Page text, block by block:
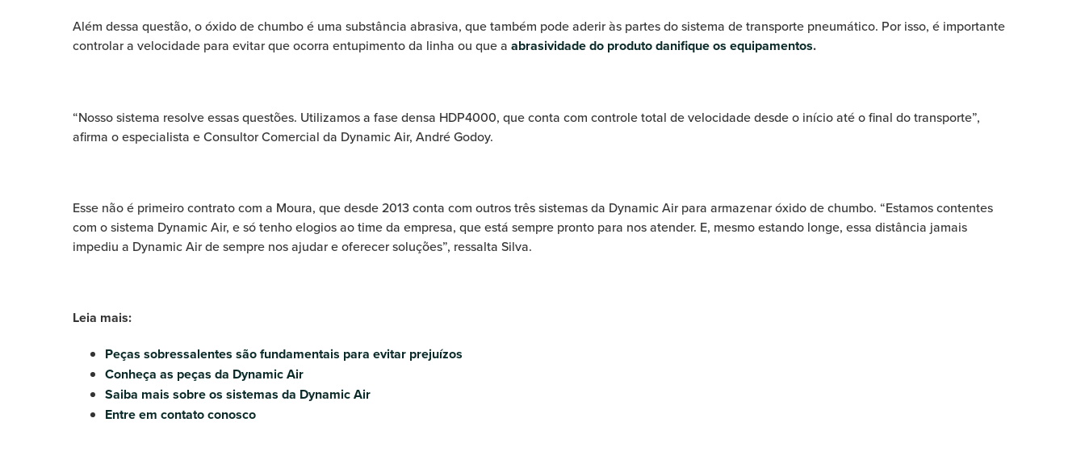
Além dessa questão, o óxido de chumbo é uma substância abrasiva, que também pode aderir às partes do sistema de transporte pneumático. Por isso, é importante
controlar a velocidade para evitar que ocorra entupimento da linha ou que a abrasividade do produto danifique os equipamentos.
“Nosso sistema resolve essas questões. Utilizamos a fase densa HDP4000, que conta com controle total de velocidade desde o início até o final do transporte”,
afirma o especialista e Consultor Comercial da Dynamic Air, André Godoy.
Esse não é primeiro contrato com a Moura, que desde 2013 conta com outros três sistemas da Dynamic Air para armazenar óxido de chumbo. “Estamos contentes
com o sistema Dynamic Air, e só tenho elogios ao time da empresa, que está sempre pronto para nos atender. E, mesmo estando longe, essa distância jamais
impediu a Dynamic Air de sempre nos ajudar e oferecer soluções”, ressalta Silva.
Leia mais:
Peças sobressalentes são fundamentais para evitar prejuízos
Conheça as peças da Dynamic Air
Saiba mais sobre os sistemas da Dynamic Air
Entre em contato conosco